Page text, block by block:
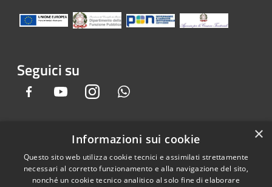
Seguici su
Facebook YoutubeInstagram
Accessibilità
Privacy
Gandino • Powered by
Municipium•Accesso
×
Informazioni sui cookie
Questo sito web utilizza cookie tecnici e assimilati strettamente
necessari al corretto funzionamento e alla navigazione del sito,
nonché un cookie tecnico analitico al solo fine di elaborare